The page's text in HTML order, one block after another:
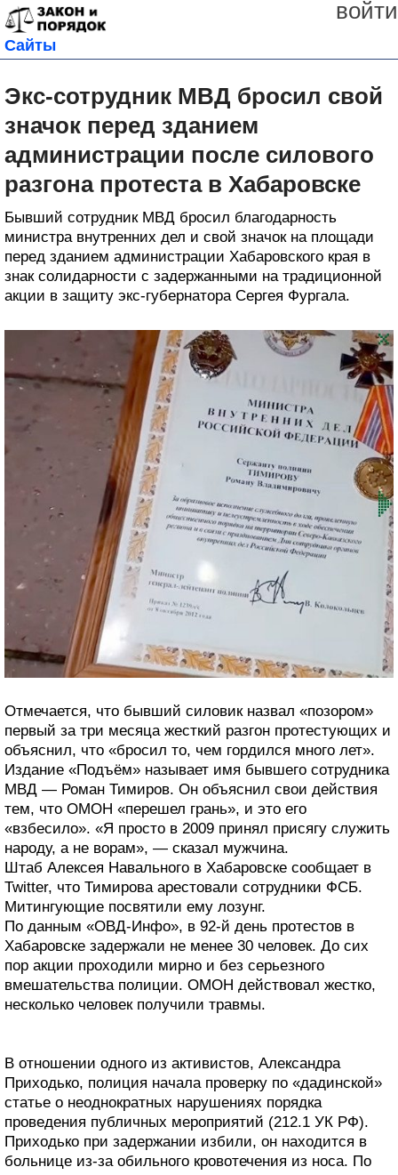
войти
Сайты
Экс-сотрудник МВД бросил свой
значок перед зданием
администрации после силового
разгона протеста в Хабаровске
Бывший сотрудник МВД бросил благодарность
министра внутренних дел и свой значок на площади
перед зданием администрации Хабаровского края в
знак солидарности с задержанными на традиционной
акции в защиту экс-губернатора Сергея Фургала.
Отмечается, что бывший силовик назвал «позором»
первый за три месяца жесткий разгон протестующих и
объяснил, что «бросил то, чем гордился много лет».
Издание «Подъём» называет имя бывшего сотрудника
МВД — Роман Тимиров. Он объяснил свои действия
тем, что ОМОН «перешел грань», и это его
«взбесило». «Я просто в 2009 принял присягу служить
народу, а не ворам», — сказал мужчина.
Штаб Алексея Навального в Хабаровске сообщает в
Twitter, что Тимирова арестовали сотрудники ФСБ.
Митингующие посвятили ему лозунг.
По данным «ОВД-Инфо», в 92-й день протестов в
Хабаровске задержали не менее 30 человек. До сих
пор акции проходили мирно и без серьезного
вмешательства полиции. ОМОН действовал жестко,
несколько человек получили травмы.
В отношении одного из активистов, Александра
Приходько, полиция начала проверку по «дадинской»
статье о неоднократных нарушениях порядка
проведения публичных мероприятий (212.1 УК РФ).
Приходько при задержании избили, он находится в
больнице из-за обильного кровотечения из носа. По